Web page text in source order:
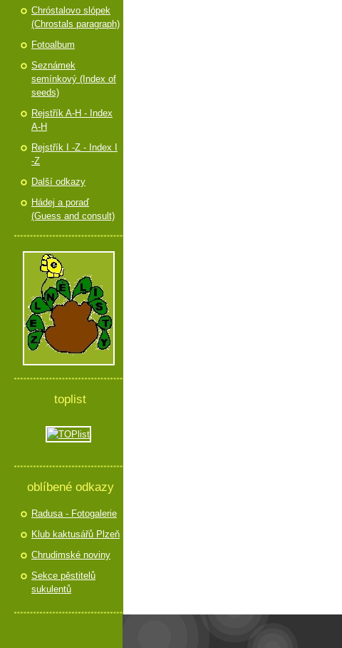
Chróstalovo slópek
(Chrostals paragraph)
Fotoalbum
Seznámek
semínkový (Index of
seeds)
Rejstřík A-H - Index
A-H
Rejstřík I -Z - Index I
-Z
Další odkazy
Hádej a poraď
(Guess and consult)
toplist
oblíbené odkazy
Radusa - Fotogalerie
Klub kaktusářů Plzeň
Chrudimské noviny
Sekce pěstitelů
sukulentů